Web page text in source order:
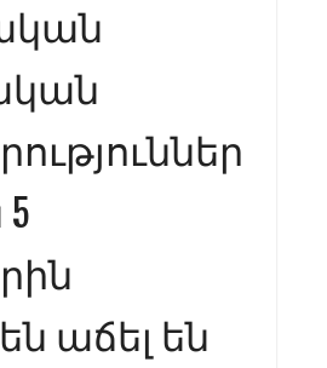
աճել են